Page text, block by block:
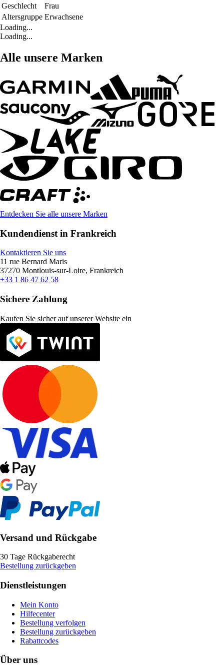
Geschlecht
Frau
Altersgruppe Erwachsene
Loading...
Loading...
Alle unsere Marken
Entdecken Sie alle unsere Marken
Kundendienst in Frankreich
Kontaktieren Sie uns
11 rue Bernard Maris
37270 Montlouis-sur-Loire, Frankreich
+33 1 86 47 62 58
Sichere Zahlung
Kaufen Sie sicher auf unserer Website ein
Versand und Rückgabe
30 Tage Rückgaberecht
Bestellung zurückgeben
Dienstleistungen
Mein Konto
Hilfecenter
Bestellung verfolgen
Bestellung zurückgeben
Rabattcodes
Über uns